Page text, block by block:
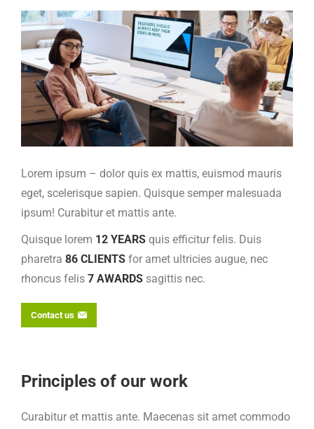
Lorem ipsum – dolor quis ex mattis, euismod mauris
eget, scelerisque sapien. Quisque semper malesuada
ipsum! Curabitur et mattis ante.
Quisque lorem 12 YEARS quis efficitur felis. Duis
pharetra 86 CLIENTS for amet ultricies augue, nec
rhoncus felis 7 AWARDS sagittis nec.
Contact us
Principles of our work
Curabitur et mattis ante. Maecenas sit amet commodo